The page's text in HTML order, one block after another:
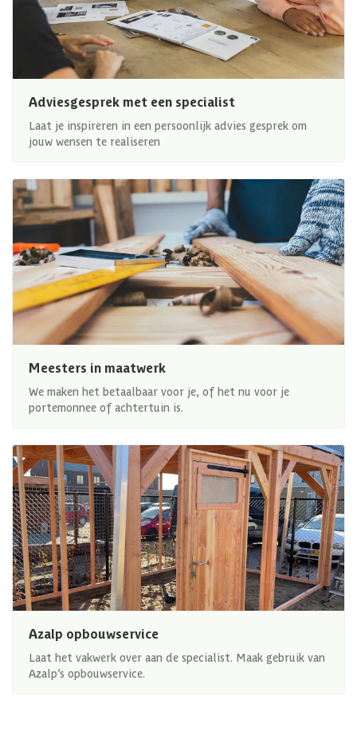
Adviesgesprek met een specialist
Laat je inspireren in een persoonlijk advies gesprek om
jouw wensen te realiseren
Meesters in maatwerk
We maken het betaalbaar voor je, of het nu voor je
portemonnee of achtertuin is.
Azalp opbouwservice
Laat het vakwerk over aan de specialist. Maak gebruik van
Azalp’s opbouwservice.